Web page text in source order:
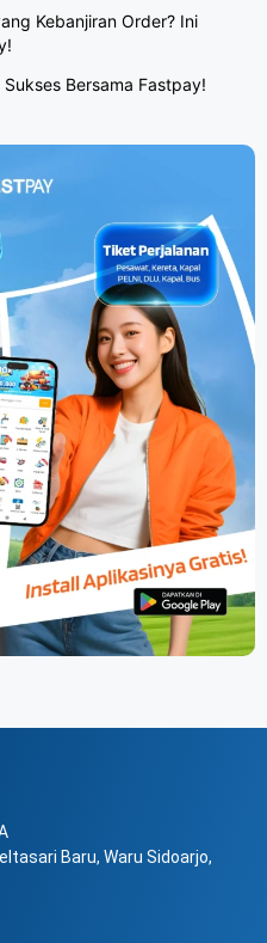
Kebanjiran Order? Ini
Bersama Fastpay!
Baru, Waru Sidoarjo,